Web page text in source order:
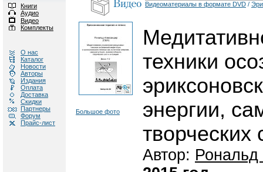
Книги
Аудио
Видео
Комплекты
О нас
Каталог
Новости
Авторы
Издания
Оплата
Доставка
Скидки
Партнеры
Форум
Прайс-лист
Видеоматериалы в формате DVD /
Большое фото
техники
энергии,
творческих
Автор: Рональд